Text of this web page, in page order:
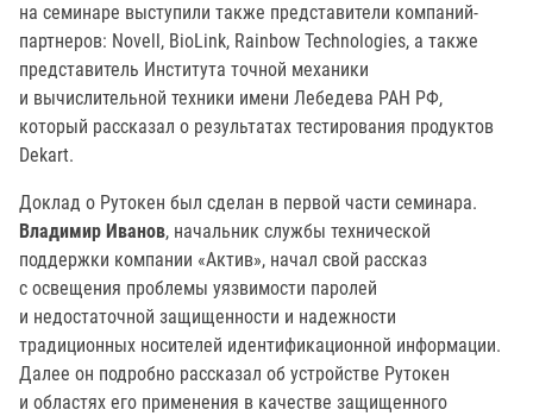
на семинаре выступили также представители компаний-
партнеров: Novell, BioLink, Rainbow Technologies, а также
представитель Института точной механики
и вычислительной техники имени Лебедева РАН РФ,
который рассказал о результатах тестирования продуктов
Dekart.
Доклад о Рутокен был сделан в первой части семинара.
Владимир Иванов, начальник службы технической
поддержки компании «Актив», начал свой рассказ
с освещения проблемы уязвимости паролей
и недостаточной защищенности и надежности
традиционных носителей идентификационной информации.
Далее он подробно рассказал об устройстве Рутокен
и областях его применения в качестве защищенного